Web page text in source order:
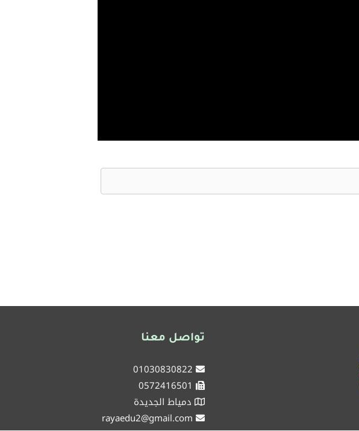
تواصل معنا
دمياط الجديدة